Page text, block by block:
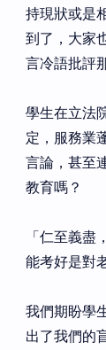
持現狀或是
到了，大家
言冷語批評
學生在立法
定，服務業
言論，甚至
教育嗎？
「仁至義
能考好是對
我們期盼學
出了我們的